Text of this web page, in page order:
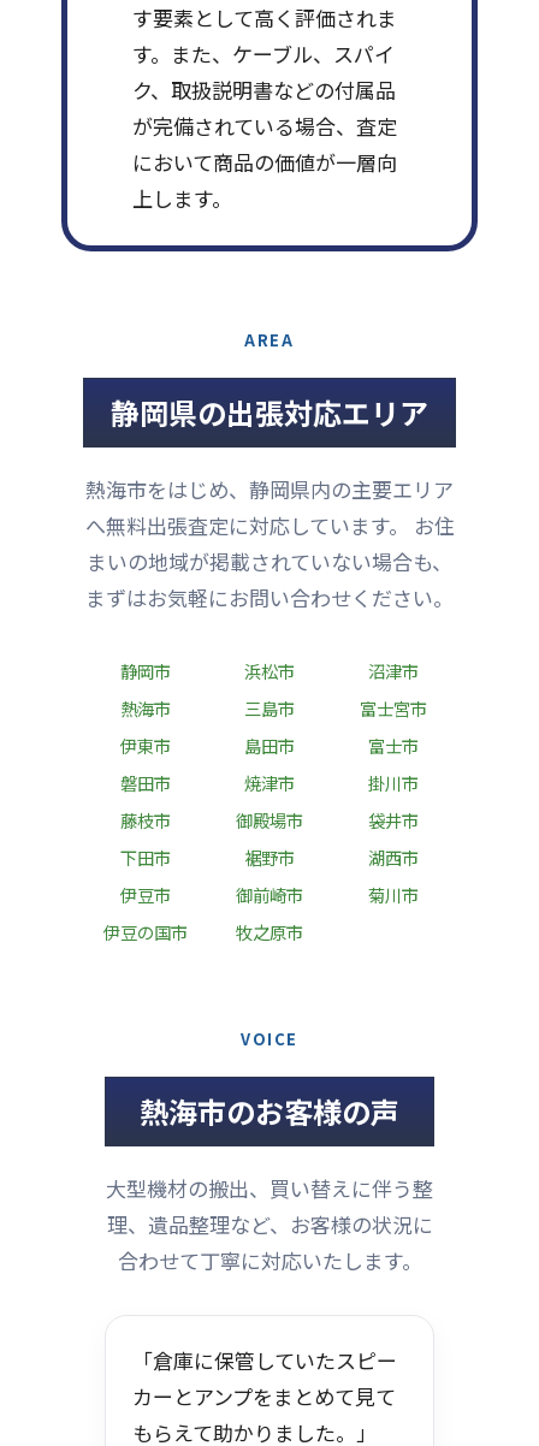
す要素として高く評価されま
す。また、ケーブル、スパイ
ク、取扱説明書などの付属品
が完備されている場合、査定
において商品の価値が一層向
上します。
AREA
静岡県の出張対応エリア
熱海市をはじめ、静岡県内の主要エリア
へ無料出張査定に対応しています。 お住
まいの地域が掲載されていない場合も、
まずはお気軽にお問い合わせください。
静岡市 浜松市
沼津市
熱海市
三島市
富士宮市
伊東市
島田市
富士市
磐田市
焼津市
掛川市
藤枝市
御殿場市
袋井市
下田市
裾野市
湖西市
伊豆市
御前崎市
菊川市
伊豆の国市
牧之原市
VOICE
熱海市のお客様の声
大型機材の搬出、買い替えに伴う整
理、遺品整理など、お客様の状況に
合わせて丁寧に対応いたします。
「倉庫に保管していたスピー
カーとアンプをまとめて見て
もらえて助かりました。」